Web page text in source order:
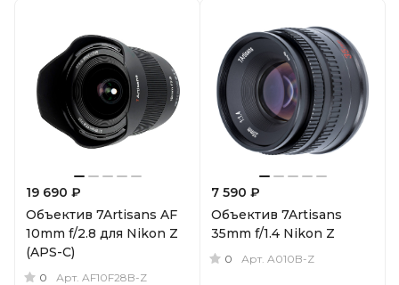
19 690 ₽
Объектив 7Artisans AF
10mm f/2.8 для Nikon Z
(APS-C)
0 Арт. AF10F28B-Z
7 590 ₽
Объектив 7Artisans
35mm f/1.4 Nikon Z
0 Арт. A010B-Z